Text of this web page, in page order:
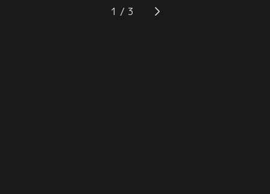
の差で逃げられてしまう。パソコン
には、ホッチの妻ヘイリーと息子ジ
夜。被害者はブルネットのキャリア
女性で、殺害現場となった自宅の床
1